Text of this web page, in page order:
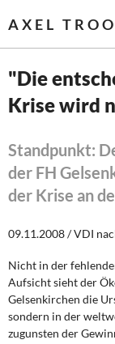
AXEL
Startseite
Themen
Leitlinien
Steuer- und
Öffentliche
Eurokrise und
"Die
Krise wird
Standpunkt:
der FH
der Krise an
09.11.2008 / VDI
Nicht in der
Aufsicht sieht der
Gelsenkirchen die
sondern in der
zugunsten der